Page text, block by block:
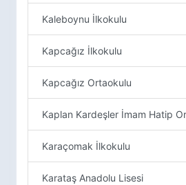
Kaleboynu İlkokulu
Kapcağız İlkokulu
Kapcağız Ortaokulu
Kaplan Kardeşler İmam Hatip
Karaçomak İlkokulu
Karataş Anadolu Lisesi